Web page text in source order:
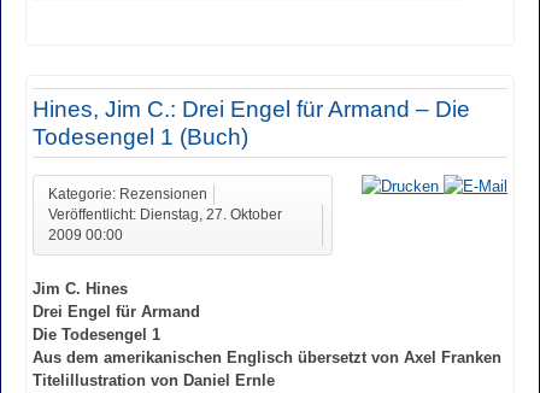
Hines, Jim C.: Drei Engel für Armand – Die
Todesengel 1 (Buch)
Kategorie: Rezensionen
Veröffentlicht: Dienstag, 27. Oktober
2009 00:00
Jim C. Hines
Drei Engel für Armand
Die Todesengel 1
Aus dem amerikanischen Englisch übersetzt von Axel Franken
Titelillustration von Daniel Ernle